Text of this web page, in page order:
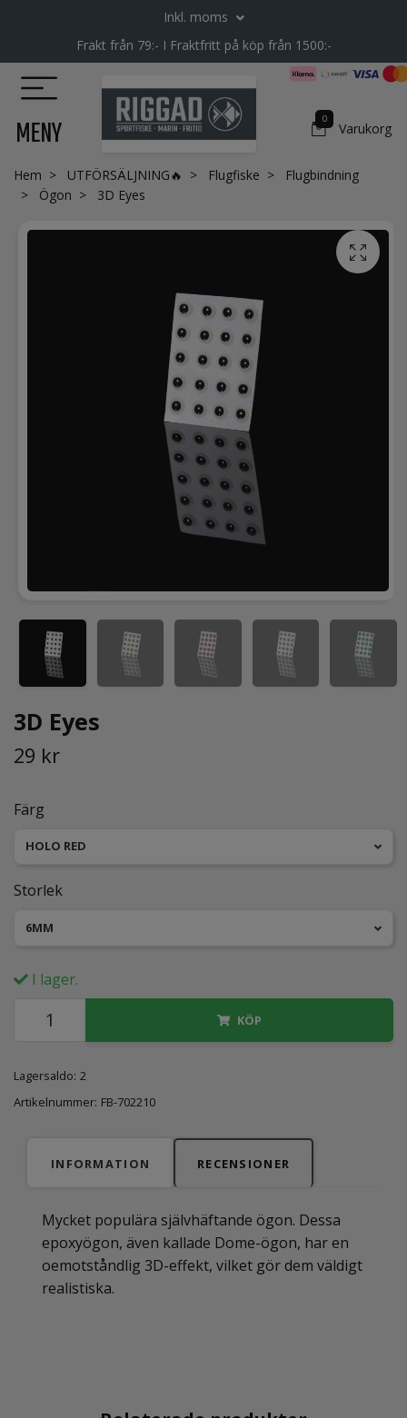
Inkl. moms
Frakt från 79:- I Fraktfritt på köp från 1500:-
MENY 0
Varukorg
Hem UTFÖRSÄLJNING🔥 Flugfiske
Flugbindning
Ögon
3D Eyes
3D Eyes
29 kr
Färg
HOLO RED
Storlek
6MM
I lager.
KÖP
Lagersaldo: 2
Artikelnummer: FB-702210
INFORMATION RECENSIONER
Mycket populära självhäftande ögon. Dessa
epoxyögon, även kallade Dome-ögon, har en
oemotståndlig 3D-effekt, vilket gör dem väldigt
realistiska.